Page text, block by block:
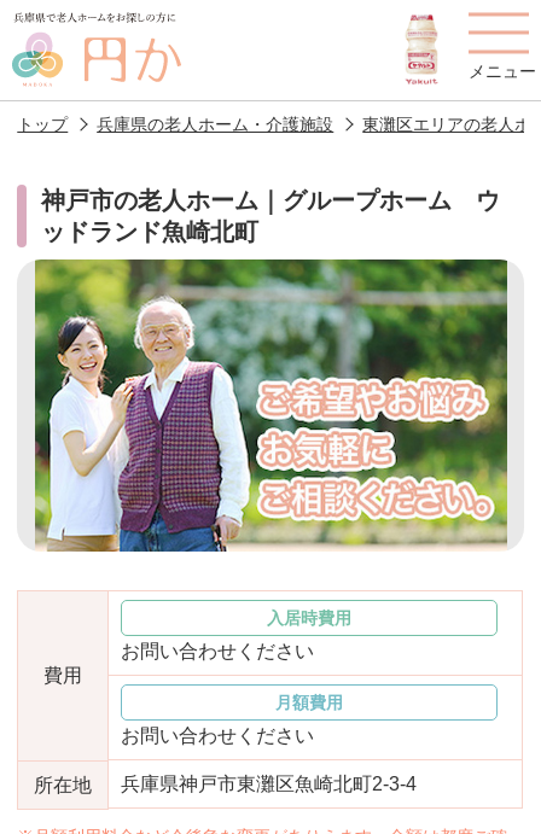
メニュー
老人ホームを
探す
円かについて
施設選びのポイント 施設をお探しの方へ
老人ホームの種類 よくあるご質問
スタッフ紹介 アクセス
相談者様の声 お役立ち情報
トップ 兵庫県の老人ホーム・介護施設 東灘区エリアの老人ホ
神戸市の老人ホーム｜グループホーム ウ
ッドランド魚崎北町
費用
入居時費用
お問い合わせください
月額費用
お問い合わせください
所在地 兵庫県神戸市東灘区魚崎北町2-3-4